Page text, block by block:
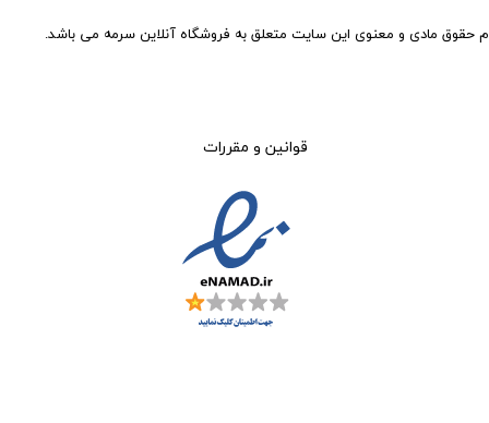
حقوق مادی و معنوی این سایت متعلق به فروشگاه آنلاین سرمه می باشد.
قوانین و مقررات